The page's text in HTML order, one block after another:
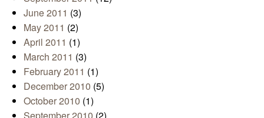
June 2011 (3)
May 2011 (2)
April 2011 (1)
March 2011 (3)
February 2011 (1)
December 2010 (5)
October 2010 (1)